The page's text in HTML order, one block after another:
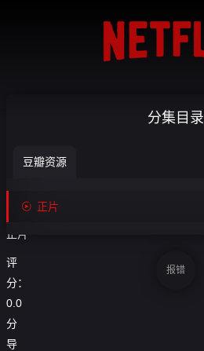
正
片
正片

评
分：
0.0
分
导
分集目录
豆瓣资源
 正片
报错